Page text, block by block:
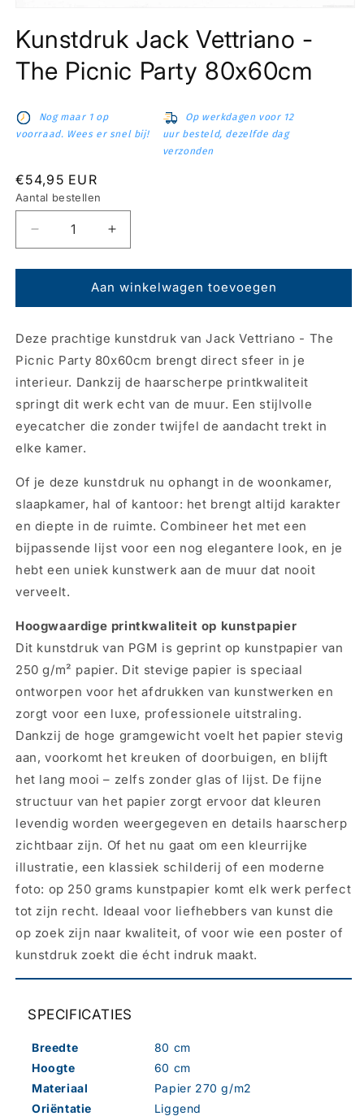
openen
in
modaal
Kunstdruk Jack Vettriano -
The Picnic Party 80x60cm
Nog maar 1 op
voorraad. Wees er snel bij!
Op werkdagen voor 12
uur besteld, dezelfde dag
verzonden
Normale
prijs
€54,95 EUR
Aantal bestellen
Aantal
verlagen
voor
Kunstdruk
Jack
-
The
Party
80x60cm
Aantal
verhogen
voor
Kunstdruk
Jack
The
Party
80x60cm
Aan winkelwagen toevoegen
Deze prachtige kunstdruk van Jack Vettriano - The
Picnic Party 80x60cm brengt direct sfeer in je
interieur. Dankzij de haarscherpe printkwaliteit
springt dit werk echt van de muur. Een stijlvolle
eyecatcher die zonder twijfel de aandacht trekt in
elke kamer.
Of je deze kunstdruk nu ophangt in de woonkamer,
slaapkamer, hal of kantoor: het brengt altijd karakter
en diepte in de ruimte. Combineer het met een
bijpassende lijst voor een nog elegantere look, en je
hebt een uniek kunstwerk aan de muur dat nooit
verveelt.
Hoogwaardige printkwaliteit op kunstpapier
Dit kunstdruk van PGM is geprint op kunstpapier van
250 g/m² papier. Dit stevige papier is speciaal
ontworpen voor het afdrukken van kunstwerken en
zorgt voor een luxe, professionele uitstraling.
Dankzij de hoge gramgewicht voelt het papier stevig
aan, voorkomt het kreuken of doorbuigen, en blijft
het lang mooi – zelfs zonder glas of lijst. De fijne
structuur van het papier zorgt ervoor dat kleuren
levendig worden weergegeven en details haarscherp
zichtbaar zijn. Of het nu gaat om een kleurrijke
illustratie, een klassiek schilderij of een moderne
foto: op 250 grams kunstpapier komt elk werk perfect
tot zijn recht. Ideaal voor liefhebbers van kunst die
op zoek zijn naar kwaliteit, of voor wie een poster of
kunstdruk zoekt die écht indruk maakt.
SPECIFICATIES
Breedte
80 cm
Hoogte
60 cm
Materiaal
Papier 270 g/m2
Oriëntatie
Liggend